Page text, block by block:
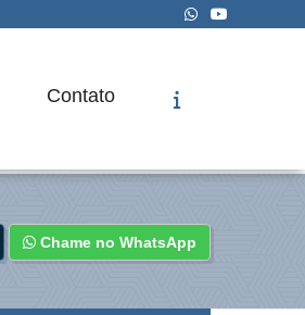
Contato
Chame no WhatsApp